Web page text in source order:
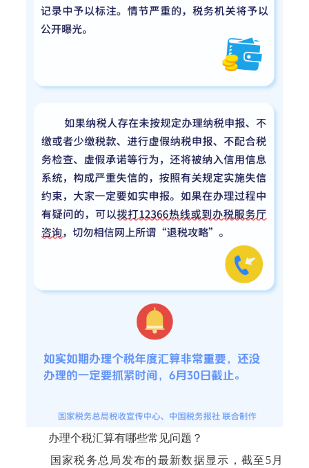
办理个税汇算有哪些常见问题？
国家税务总局发布的最新数据显示，截至5月